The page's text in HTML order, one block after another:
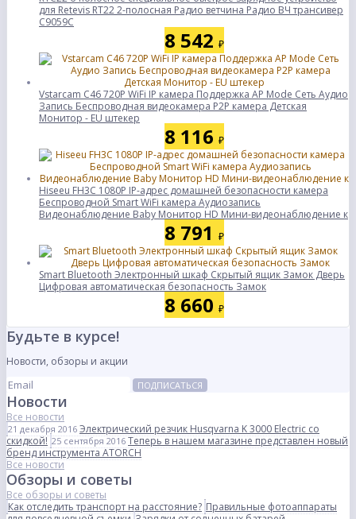
для Retevis RT22 2-полосная Радио ветчина Радио ВЧ трансивер
C9059C
8 542 ₽
Vstarcam C46 720P WiFi IP камера Поддержка AP Mode Сеть Аудио
Запись Беспроводная видеокамера P2P камера Детская
Монитор - EU штекер
8 116 ₽
Hiseeu FH3C 1080P IP-адрес домашней безопасности камера
Беспроводной Smart WiFi камера Аудиозапись
Видеонаблюдение Baby Монитор HD Мини-видеонаблюдение к
8 791 ₽
Smart Bluetooth Электронный шкаф Скрытый ящик Замок Дверь
Цифровая автоматическая безопасность Замок
8 660 ₽
Будьте в курсе!
Новости, обзоры и акции
ПОДПИСАТЬСЯ
Новости
Все новости
21 декабря 2016 Электрический резчик Husqvarna K 3000 Electric со
скидкой! 25 сентября 2016 Теперь в нашем магазине представлен новый
бренд инструмента ATORCH
Все новости
Обзоры и советы
Все обзоры и советы
Как отследить транспорт на расстояние? Правильные фотоаппараты